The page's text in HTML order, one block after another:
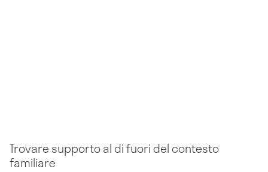
Trovare supporto al di fuori del contesto
familiare